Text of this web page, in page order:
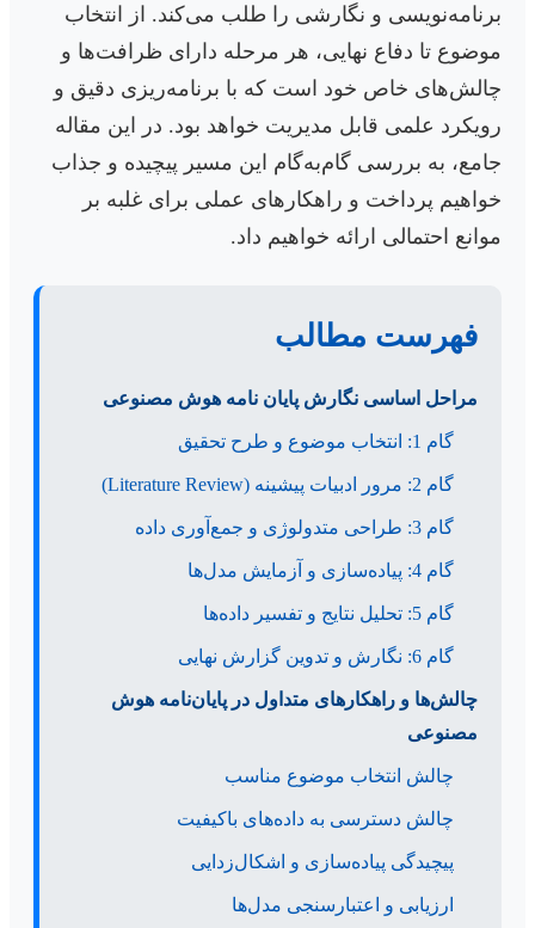
برنامه‌نویسی و نگارشی را طلب می‌کند. از انتخاب
موضوع تا دفاع نهایی، هر مرحله دارای ظرافت‌ها و
چالش‌های خاص خود است که با برنامه‌ریزی دقیق و
رویکرد علمی قابل مدیریت خواهد بود. در این مقاله
جامع، به بررسی گام‌به‌گام این مسیر پیچیده و جذاب
خواهیم پرداخت و راهکارهای عملی برای غلبه بر
موانع احتمالی ارائه خواهیم داد.
فهرست مطالب
مراحل اساسی نگارش پایان نامه هوش مصنوعی
گام 1: انتخاب موضوع و طرح تحقیق
گام 2: مرور ادبیات پیشینه (Literature Review)
گام 3: طراحی متدولوژی و جمع‌آوری داده
گام 4: پیاده‌سازی و آزمایش مدل‌ها
گام 5: تحلیل نتایج و تفسیر داده‌ها
گام 6: نگارش و تدوین گزارش نهایی
چالش‌ها و راهکارهای متداول در پایان‌نامه هوش
مصنوعی
چالش انتخاب موضوع مناسب
چالش دسترسی به داده‌های باکیفیت
پیچیدگی پیاده‌سازی و اشکال‌زدایی
ارزیابی و اعتبارسنجی مدل‌ها